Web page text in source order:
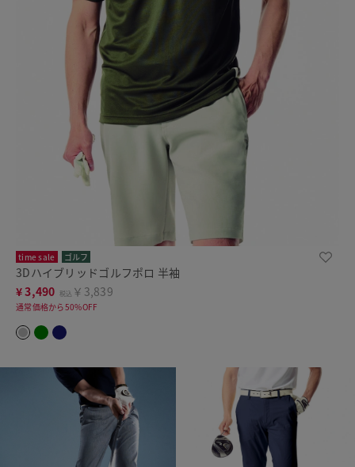
time sale ゴルフ
3Dハイブリッドゴルフポロ 半袖
¥3,490 税込 ￥3,839
通常価格から50%OFF